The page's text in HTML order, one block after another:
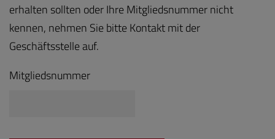
erhalten sollten oder Ihre Mitgliedsnummer nicht
kennen, nehmen Sie bitte Kontakt mit der
Geschäftsstelle auf.
Mitgliedsnummer